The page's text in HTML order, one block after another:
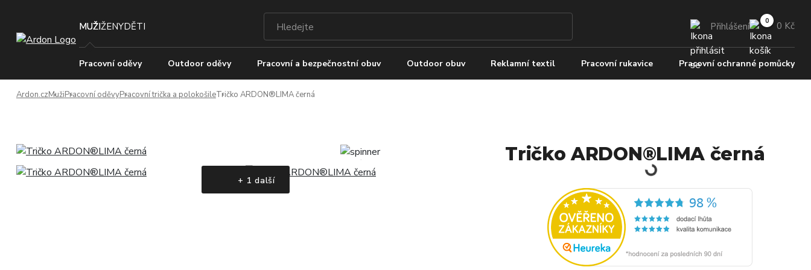
MUŽIŽENYDĚTI Přihlášení 0 Kč
Pracovní oděvy Outdoor oděvy Pracovní a bezpečnostní obuv Outdoor obuv Reklamní textil Pracovní rukavice Pracovní ochranné pomůcky
Ardon.czMužiPracovní oděvyPracovní trička a polokošileTričko ARDON®LIMA černá
+ 1 další
Tričko ARDON®LIMA černá